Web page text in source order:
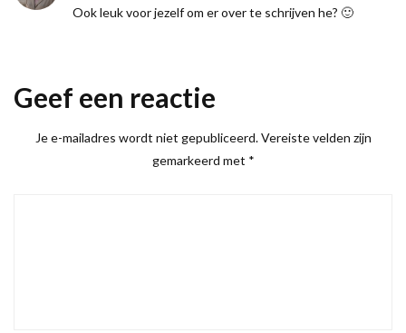
Ook leuk voor jezelf om er over te schrijven he? 🙂
Geef een reactie
Je e-mailadres wordt niet gepubliceerd. Vereiste velden zijn
gemarkeerd met *